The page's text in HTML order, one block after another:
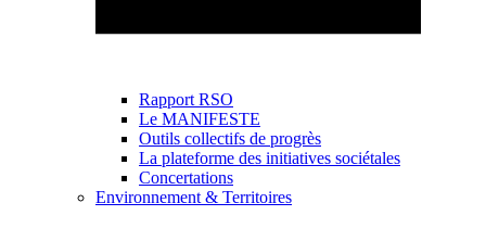
Rapport RSO
Le MANIFESTE
Outils collectifs de progrès
La plateforme des initiatives sociétales
Concertations
Environnement & Territoires